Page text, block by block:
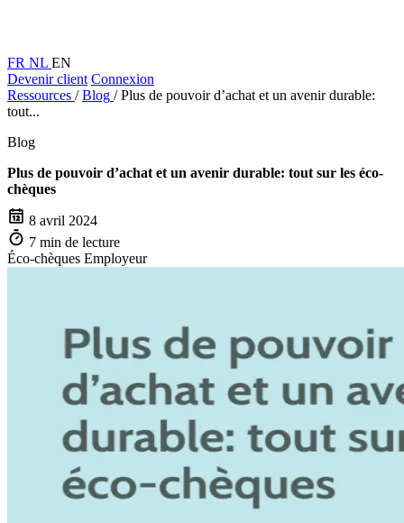
FR NL EN
Devenir client Connexion
Ressources / Blog / Plus de pouvoir d’achat et un avenir durable:
tout...
Blog
Plus de pouvoir d’achat et un avenir durable: tout sur les éco-
chèques
8 avril 2024
7 min de lecture
Éco-chèques Employeur